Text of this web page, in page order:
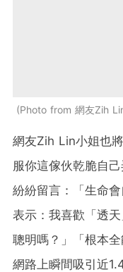
Photo from 網友Zih
網友Zih Lin小姐也
服你這傢伙乾脆自
紛紛留言：「生命
表示：我喜歡「透
聰明嗎？」「根本
網路上瞬間吸引近